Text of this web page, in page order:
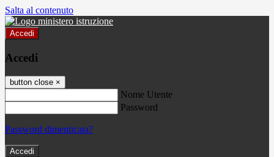
Salta al contenuto
Accedi
Accedi
button close ×
Nome Utente
Password
Password dimenticata?